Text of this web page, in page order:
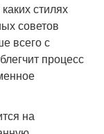
стилях
советов
всего с
процесс
на